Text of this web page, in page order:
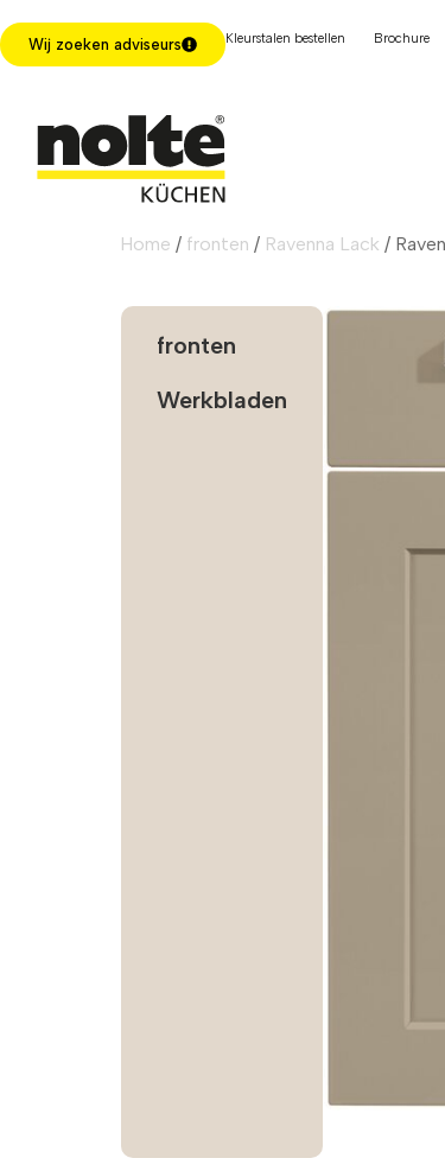
Wij zoeken adviseurs Kleurstalen bestellen Brochure
Home / fronten / Ravenna Lack /
fronten
Werkbladen